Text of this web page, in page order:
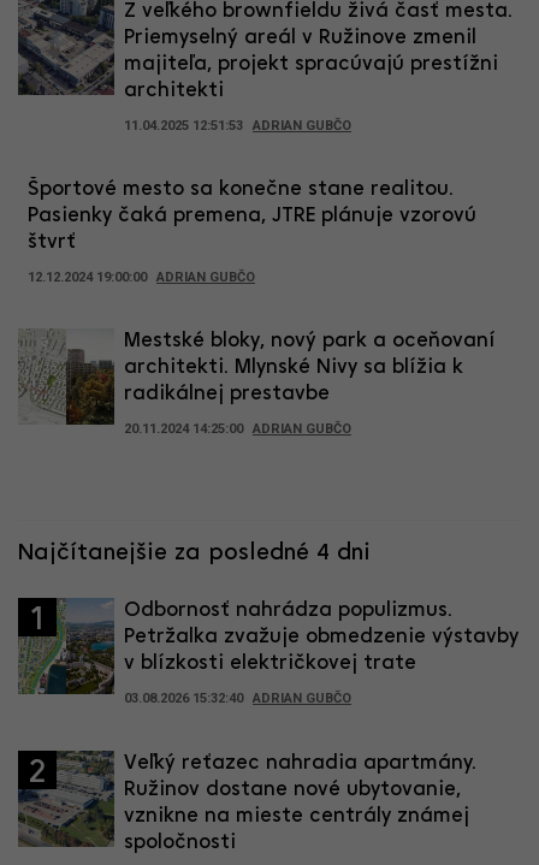
Z veľkého brownfieldu živá časť mesta.
Priemyselný areál v Ružinove zmenil
majiteľa, projekt spracúvajú prestížni
architekti
11.04.2025 12:51:53 ADRIAN GUBČO
Športové mesto sa konečne stane realitou.
Pasienky čaká premena, JTRE plánuje vzorovú
štvrť
12.12.2024 19:00:00 ADRIAN GUBČO
Mestské bloky, nový park a oceňovaní
architekti. Mlynské Nivy sa blížia k
radikálnej prestavbe
20.11.2024 14:25:00 ADRIAN GUBČO
Najčítanejšie za posledné 4 dni
1
Odbornosť nahrádza populizmus.
Petržalka zvažuje obmedzenie výstavby
v blízkosti električkovej trate
03.08.2026 15:32:40 ADRIAN GUBČO
2
Veľký reťazec nahradia apartmány.
Ružinov dostane nové ubytovanie,
vznikne na mieste centrály známej
spoločnosti